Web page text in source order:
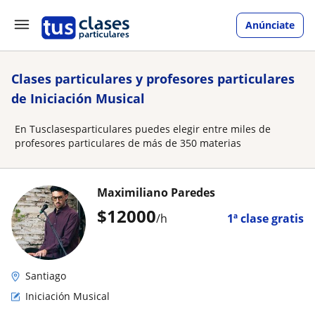
Anúnciate
Clases particulares y profesores particulares
de Iniciación Musical
En Tusclasesparticulares puedes elegir entre miles de
profesores particulares de más de 350 materias
$12000/h 1ª clase gratis
Maximiliano Paredes
Santiago
Iniciación Musical